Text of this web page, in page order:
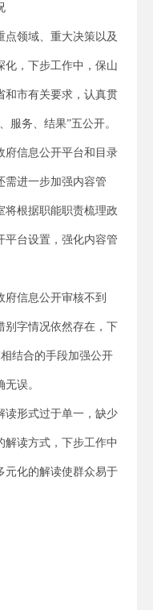
点领域、重大决策以及
化，下步工作中，保山
和市有关要求，认真贯
服务、结果”五公开。
府信息公开平台和目录
需进一步加强内容管
将根据职能职责梳理政
平台设置，强化内容管
信息公开审核不到
别字情况依然存在，下
结合的手段加强公开
误。
读形式过于单一，缺少
解读方式，下步工作中
元化的解读使群众易于